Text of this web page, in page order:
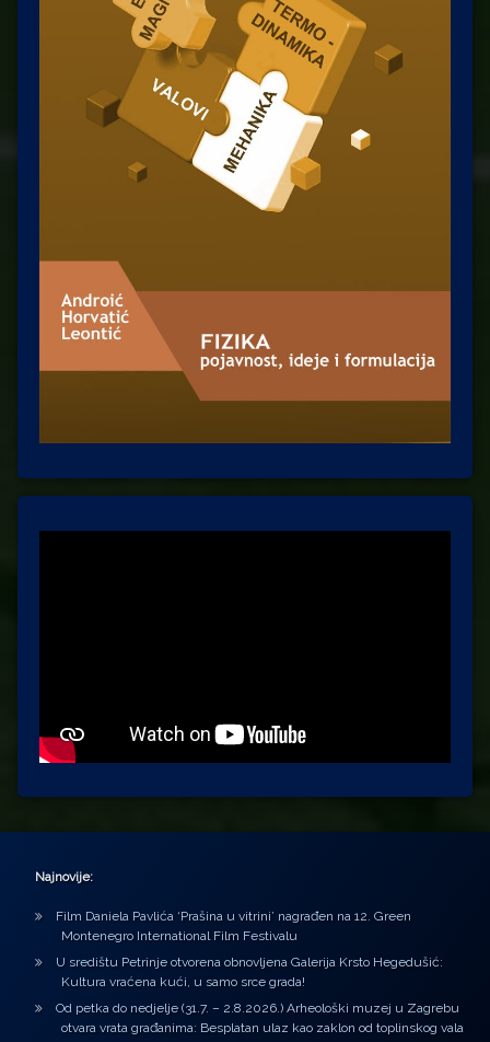
Najnovije:
Film Daniela Pavlića ‘Prašina u vitrini’ nagrađen na 12. Green
Montenegro International Film Festivalu
U središtu Petrinje otvorena obnovljena Galerija Krsto Hegedušić:
Kultura vraćena kući, u samo srce grada!
Od petka do nedjelje (31.7. – 2.8.2026.) Arheološki muzej u Zagrebu
otvara vrata građanima: Besplatan ulaz kao zaklon od toplinskog vala